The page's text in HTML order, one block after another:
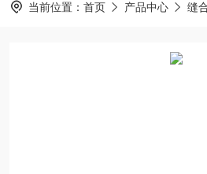
当前位置： 首页 产品中心 缝